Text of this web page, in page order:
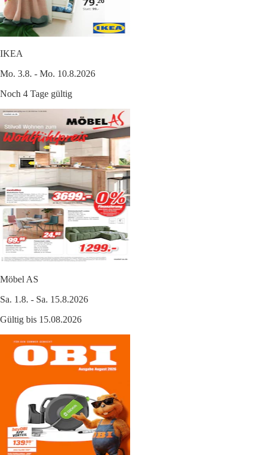
IKEA
Mo. 3.8. - Mo. 10.8.2026
Noch 4 Tage gültig
Möbel AS
Sa. 1.8. - Sa. 15.8.2026
Gültig bis 15.08.2026